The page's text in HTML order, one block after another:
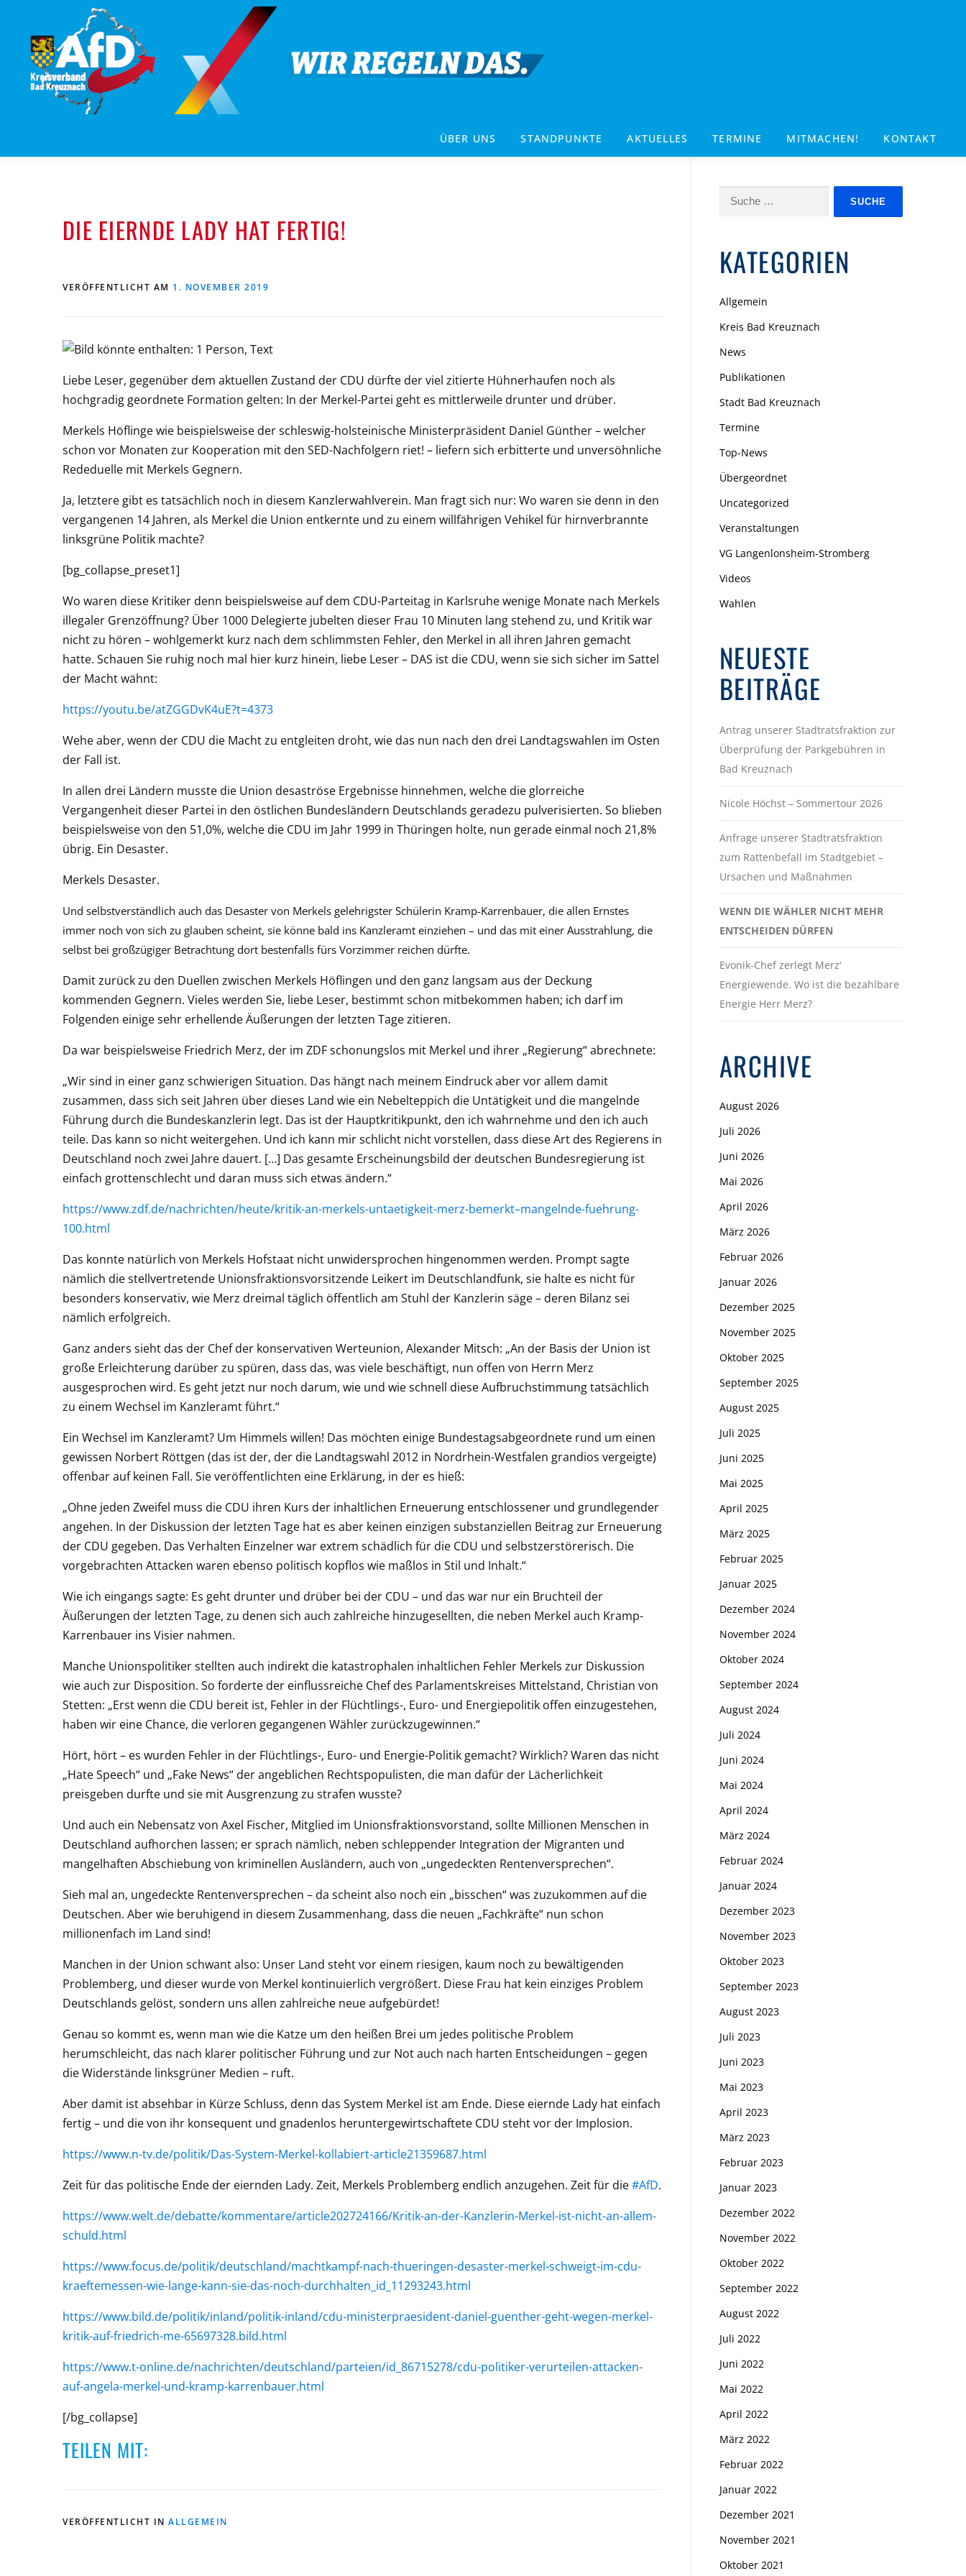
springen
ÜBER UNS STANDPUNKTE AKTUELLES TERMINE MITMACHEN! KONTAKT
DIE EIERNDE LADY HAT FERTIG!
VERÖFFENTLICHT AM 1. NOVEMBER 2019
Liebe Leser, gegenüber dem aktuellen Zustand der CDU dürfte der viel zitierte Hühnerhaufen noch als
hochgradig geordnete Formation gelten: In der Merkel-Partei geht es mittlerweile drunter und drüber.
Merkels Höflinge wie beispielsweise der schleswig-holsteinische Ministerpräsident Daniel Günther – welcher
schon vor Monaten zur Kooperation mit den SED-Nachfolgern riet! – liefern sich erbitterte und unversöhnliche
Rededuelle mit Merkels Gegnern.
Ja, letztere gibt es tatsächlich noch in diesem Kanzlerwahlverein. Man fragt sich nur: Wo waren sie denn in den
vergangenen 14 Jahren, als Merkel die Union entkernte und zu einem willfährigen Vehikel für hirnverbrannte
linksgrüne Politik machte?
[bg_collapse_preset1]
Wo waren diese Kritiker denn beispielsweise auf dem CDU-Parteitag in Karlsruhe wenige Monate nach Merkels
illegaler Grenzöffnung? Über 1000 Delegierte jubelten dieser Frau 10 Minuten lang stehend zu, und Kritik war
nicht zu hören – wohlgemerkt kurz nach dem schlimmsten Fehler, den Merkel in all ihren Jahren gemacht
hatte. Schauen Sie ruhig noch mal hier kurz hinein, liebe Leser – DAS ist die CDU, wenn sie sich sicher im Sattel
der Macht wähnt:
https://youtu.be/atZGGDvK4uE?t=4373
Wehe aber, wenn der CDU die Macht zu entgleiten droht, wie das nun nach den drei Landtagswahlen im Osten
der Fall ist.
In allen drei Ländern musste die Union desaströse Ergebnisse hinnehmen, welche die glorreiche
Vergangenheit dieser Partei in den östlichen Bundesländern Deutschlands geradezu pulverisierten. So blieben
beispielsweise von den 51,0%, welche die CDU im Jahr 1999 in Thüringen holte, nun gerade einmal noch 21,8%
übrig. Ein Desaster.
Merkels Desaster.
Und selbstverständlich auch das Desaster von Merkels gelehrigster Schülerin Kramp-Karrenbauer, die allen Ernstes
immer noch von sich zu glauben scheint, sie könne bald ins Kanzleramt einziehen – und das mit einer Ausstrahlung, die
selbst bei großzügiger Betrachtung dort bestenfalls fürs Vorzimmer reichen dürfte.
Damit zurück zu den Duellen zwischen Merkels Höflingen und den ganz langsam aus der Deckung
kommenden Gegnern. Vieles werden Sie, liebe Leser, bestimmt schon mitbekommen haben; ich darf im
Folgenden einige sehr erhellende Äußerungen der letzten Tage zitieren.
Da war beispielsweise Friedrich Merz, der im ZDF schonungslos mit Merkel und ihrer „Regierung“ abrechnete:
„Wir sind in einer ganz schwierigen Situation. Das hängt nach meinem Eindruck aber vor allem damit
zusammen, dass sich seit Jahren über dieses Land wie ein Nebelteppich die Untätigkeit und die mangelnde
Führung durch die Bundeskanzlerin legt. Das ist der Hauptkritikpunkt, den ich wahrnehme und den ich auch
teile. Das kann so nicht weitergehen. Und ich kann mir schlicht nicht vorstellen, dass diese Art des Regierens in
Deutschland noch zwei Jahre dauert. […] Das gesamte Erscheinungsbild der deutschen Bundesregierung ist
einfach grottenschlecht und daran muss sich etwas ändern.“
https://www.zdf.de/nachrichten/heute/kritik-an-merkels-untaetigkeit-merz-bemerkt–mangelnde-fuehrung-
100.html
Das konnte natürlich von Merkels Hofstaat nicht unwidersprochen hingenommen werden. Prompt sagte
nämlich die stellvertretende Unionsfraktionsvorsitzende Leikert im Deutschlandfunk, sie halte es nicht für
besonders konservativ, wie Merz dreimal täglich öffentlich am Stuhl der Kanzlerin säge – deren Bilanz sei
nämlich erfolgreich.
Ganz anders sieht das der Chef der konservativen Werteunion, Alexander Mitsch: „An der Basis der Union ist
große Erleichterung darüber zu spüren, dass das, was viele beschäftigt, nun offen von Herrn Merz
ausgesprochen wird. Es geht jetzt nur noch darum, wie und wie schnell diese Aufbruchstimmung tatsächlich
zu einem Wechsel im Kanzleramt führt.“
Ein Wechsel im Kanzleramt? Um Himmels willen! Das möchten einige Bundestagsabgeordnete rund um einen
gewissen Norbert Röttgen (das ist der, der die Landtagswahl 2012 in Nordrhein-Westfalen grandios vergeigte)
offenbar auf keinen Fall. Sie veröffentlichten eine Erklärung, in der es hieß:
„Ohne jeden Zweifel muss die CDU ihren Kurs der inhaltlichen Erneuerung entschlossener und grundlegender
angehen. In der Diskussion der letzten Tage hat es aber keinen einzigen substanziellen Beitrag zur Erneuerung
der CDU gegeben. Das Verhalten Einzelner war extrem schädlich für die CDU und selbstzerstörerisch. Die
vorgebrachten Attacken waren ebenso politisch kopflos wie maßlos in Stil und Inhalt.“
Wie ich eingangs sagte: Es geht drunter und drüber bei der CDU – und das war nur ein Bruchteil der
Äußerungen der letzten Tage, zu denen sich auch zahlreiche hinzugesellten, die neben Merkel auch Kramp-
Karrenbauer ins Visier nahmen.
Manche Unionspolitiker stellten auch indirekt die katastrophalen inhaltlichen Fehler Merkels zur Diskussion
wie auch zur Disposition. So forderte der einflussreiche Chef des Parlamentskreises Mittelstand, Christian von
Stetten: „Erst wenn die CDU bereit ist, Fehler in der Flüchtlings-, Euro- und Energiepolitik offen einzugestehen,
haben wir eine Chance, die verloren gegangenen Wähler zurückzugewinnen.“
Hört, hört – es wurden Fehler in der Flüchtlings-, Euro- und Energie-Politik gemacht? Wirklich? Waren das nicht
„Hate Speech“ und „Fake News“ der angeblichen Rechtspopulisten, die man dafür der Lächerlichkeit
preisgeben durfte und sie mit Ausgrenzung zu strafen wusste?
Und auch ein Nebensatz von Axel Fischer, Mitglied im Unionsfraktionsvorstand, sollte Millionen Menschen in
Deutschland aufhorchen lassen; er sprach nämlich, neben schleppender Integration der Migranten und
mangelhaften Abschiebung von kriminellen Ausländern, auch von „ungedeckten Rentenversprechen“.
Sieh mal an, ungedeckte Rentenversprechen – da scheint also noch ein „bisschen“ was zuzukommen auf die
Deutschen. Aber wie beruhigend in diesem Zusammenhang, dass die neuen „Fachkräfte“ nun schon
millionenfach im Land sind!
Manchen in der Union schwant also: Unser Land steht vor einem riesigen, kaum noch zu bewältigenden
Problemberg, und dieser wurde von Merkel kontinuierlich vergrößert. Diese Frau hat kein einziges Problem
Deutschlands gelöst, sondern uns allen zahlreiche neue aufgebürdet!
Genau so kommt es, wenn man wie die Katze um den heißen Brei um jedes politische Problem
herumschleicht, das nach klarer politischer Führung und zur Not auch nach harten Entscheidungen – gegen
die Widerstände linksgrüner Medien – ruft.
Aber damit ist absehbar in Kürze Schluss, denn das System Merkel ist am Ende. Diese eiernde Lady hat einfach
fertig – und die von ihr konsequent und gnadenlos heruntergewirtschaftete CDU steht vor der Implosion.
https://www.n-tv.de/politik/Das-System-Merkel-kollabiert-article21359687.html
Zeit für das politische Ende der eiernden Lady. Zeit, Merkels Problemberg endlich anzugehen. Zeit für die#AfD.
https://www.welt.de/debatte/kommentare/article202724166/Kritik-an-der-Kanzlerin-Merkel-ist-nicht-an-allem-
schuld.html
https://www.focus.de/politik/deutschland/machtkampf-nach-thueringen-desaster-merkel-schweigt-im-cdu-
kraeftemessen-wie-lange-kann-sie-das-noch-durchhalten_id_11293243.html
https://www.bild.de/politik/inland/politik-inland/cdu-ministerpraesident-daniel-guenther-geht-wegen-merkel-
kritik-auf-friedrich-me-65697328.bild.html
https://www.t-online.de/nachrichten/deutschland/parteien/id_86715278/cdu-politiker-verurteilen-attacken-
auf-angela-merkel-und-kramp-karrenbauer.html
[/bg_collapse]
TEILEN MIT:
VERÖFFENTLICHT IN ALLGEMEIN
Suche
KATEGORIEN
Allgemein
Kreis Bad Kreuznach
News
Publikationen
Stadt Bad Kreuznach
Termine
Top-News
Übergeordnet
Uncategorized
Veranstaltungen
VG Langenlonsheim-Stromberg
Videos
Wahlen
NEUESTE
BEITRÄGE
Antrag unserer Stadtratsfraktion zur
Überprüfung der Parkgebühren in
Bad Kreuznach
Nicole Höchst – Sommertour 2026
Anfrage unserer Stadtratsfraktion
zum Rattenbefall im Stadtgebiet –
Ursachen und Maßnahmen
WENN DIE WÄHLER NICHT MEHR
ENTSCHEIDEN DÜRFEN
Evonik-Chef zerlegt Merz‘
Energiewende. Wo ist die bezahlbare
Energie Herr Merz?
ARCHIVE
August 2026
Juli 2026
Juni 2026
Mai 2026
April 2026
März 2026
Februar 2026
Januar 2026
Dezember 2025
November 2025
Oktober 2025
September 2025
August 2025
Juli 2025
Juni 2025
Mai 2025
April 2025
März 2025
Februar 2025
Januar 2025
Dezember 2024
November 2024
Oktober 2024
September 2024
August 2024
Juli 2024
Juni 2024
Mai 2024
April 2024
März 2024
Februar 2024
Januar 2024
Dezember 2023
November 2023
Oktober 2023
September 2023
August 2023
Juli 2023
Juni 2023
Mai 2023
April 2023
März 2023
Februar 2023
Januar 2023
Dezember 2022
November 2022
Oktober 2022
September 2022
August 2022
Juli 2022
Juni 2022
Mai 2022
April 2022
März 2022
Februar 2022
Januar 2022
Dezember 2021
November 2021
Oktober 2021